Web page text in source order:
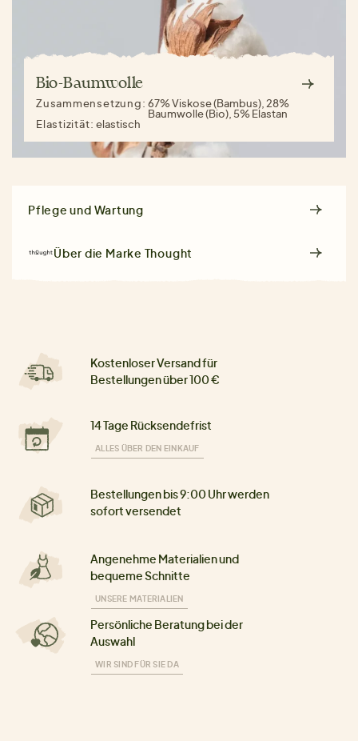
Bio-Baumwolle
Zusammensetzung:67% Viskose (Bambus), 28%
Baumwolle (Bio), 5% Elastan
Elastizität:elastisch
Pflege und Wartung
Über die Marke Thought
Kostenloser Versand für
Bestellungen über 100 €
14 Tage Rücksendefrist
ALLES ÜBER DEN EINKAUF
Bestellungen bis 9:00 Uhr werden
sofort versendet
Angenehme Materialien und
bequeme Schnitte
UNSERE MATERIALIEN
Persönliche Beratung bei der
Auswahl
WIR SIND FÜR SIE DA